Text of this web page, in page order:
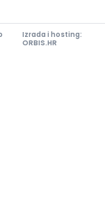
Izrada i hosting:
ORBIS.HR